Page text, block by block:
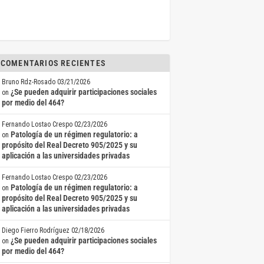
COMENTARIOS RECIENTES
Bruno Rdz-Rosado 03/21/2026
on ¿Se pueden adquirir participaciones sociales
por medio del 464?
Fernando Lostao Crespo 02/23/2026
on Patología de un régimen regulatorio: a
propósito del Real Decreto 905/2025 y su
aplicación a las universidades privadas
Fernando Lostao Crespo 02/23/2026
on Patología de un régimen regulatorio: a
propósito del Real Decreto 905/2025 y su
aplicación a las universidades privadas
Diego Fierro Rodríguez 02/18/2026
on ¿Se pueden adquirir participaciones sociales
por medio del 464?